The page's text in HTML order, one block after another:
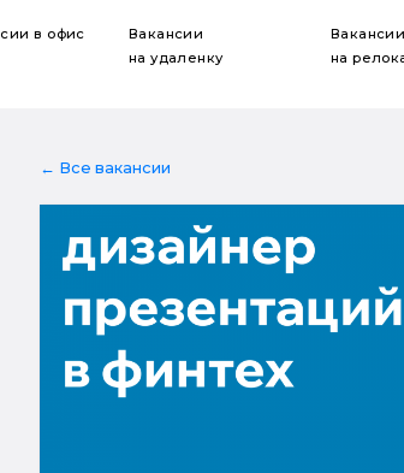
в офис
Вакансии
на удаленку
Вакансии
на
← Все вакансии